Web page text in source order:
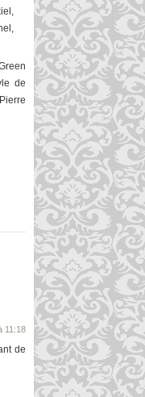
de
11:18
de